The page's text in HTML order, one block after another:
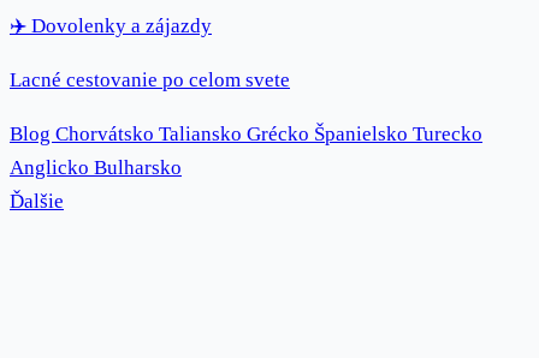
✈️ Dovolenky a zájazdy
Lacné cestovanie po celom svete
Blog Chorvátsko Taliansko Grécko Španielsko Turecko
Anglicko Bulharsko
Ďalšie